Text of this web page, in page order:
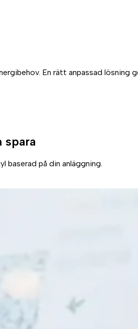
En rätt anpassad lösning
spara
på din anläggning.